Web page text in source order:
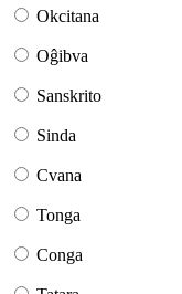
Okcitana
Oĝibva
Sanskrito
Sinda
Cvana
Tonga
Conga